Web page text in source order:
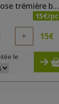
Gel douche Rose trémière bio 1 litre Natessence
15€/pc
+ 15€
le